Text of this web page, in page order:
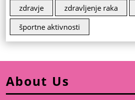
zdravje
zdravljenje raka
športne aktivnosti
About Us